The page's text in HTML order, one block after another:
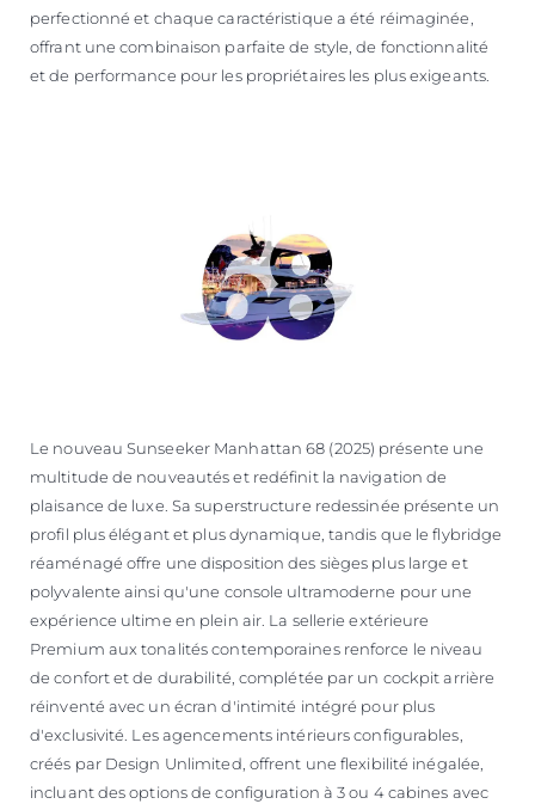
perfectionné et chaque caractéristique a été réimaginée,
offrant une combinaison parfaite de style, de fonctionnalité
et de performance pour les propriétaires les plus exigeants.
Le nouveau Sunseeker Manhattan 68 (2025) présente une
multitude de nouveautés et redéfinit la navigation de
plaisance de luxe. Sa superstructure redessinée présente un
profil plus élégant et plus dynamique, tandis que le flybridge
réaménagé offre une disposition des sièges plus large et
polyvalente ainsi qu'une console ultramoderne pour une
expérience ultime en plein air. La sellerie extérieure
Premium aux tonalités contemporaines renforce le niveau
de confort et de durabilité, complétée par un cockpit arrière
réinventé avec un écran d'intimité intégré pour plus
d'exclusivité. Les agencements intérieurs configurables,
créés par Design Unlimited, offrent une flexibilité inégalée,
incluant des options de configuration à 3 ou 4 cabines avec